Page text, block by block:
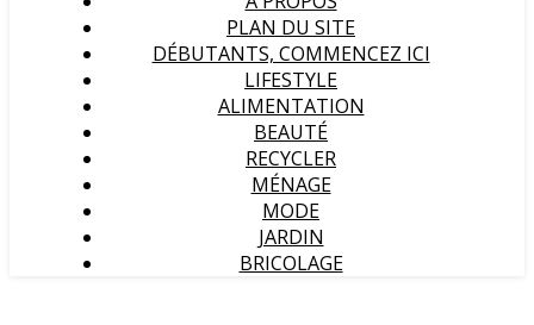
PLAN DU SITE
DÉBUTANTS, COMMENCEZ ICI
LIFESTYLE
ALIMENTATION
BEAUTÉ
RECYCLER
MÉNAGE
MODE
JARDIN
BRICOLAGE